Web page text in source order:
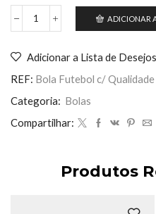
Bola
Qualidade
PREMUIM
ADICIONAR
Adicionar a Lista de Desejos
REF: Bola Futebol c/
Categoria: Bolas
Compartilhar:
Produtos